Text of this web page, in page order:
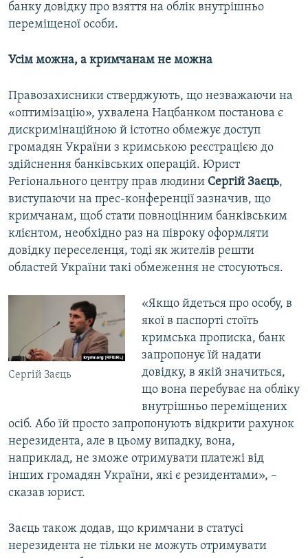
банку довідку про взяття на облік внутрішньо
переміщеної особи.
Усім можна, а кримчанам не можна
Правозахисники стверджують, що незважаючи на
«оптимізацію», ухвалена Нацбанком постанова є
дискримінаційною й істотно обмежує доступ
громадян України з кримською реєстрацією до
здійснення банківських операцій. Юрист
Регіонального центру прав людини Сергій Заєць,
виступаючи на прес-конференції зазначив, що
кримчанам, щоб стати повноцінним банківським
клієнтом, необхідно раз на півроку оформляти
довідку переселенця, тоді як жителів решти
областей України такі обмеження не стосуються.
Сергій Заєць
«Якщо йдеться про особу, в
якої в паспорті стоїть
кримська прописка, банк
запропонує їй надати
довідку, в якій значиться,
що вона перебуває на обліку
внутрішньо переміщених
осіб. Або їй просто запропонують відкрити рахунок
нерезидента, але в цьому випадку, вона,
наприклад, не зможе отримувати платежі від
інших громадян України, які є резидентами», –
сказав юрист.
Заєць також додав, що кримчани в статусі
нерезидента не тільки не можуть отримувати